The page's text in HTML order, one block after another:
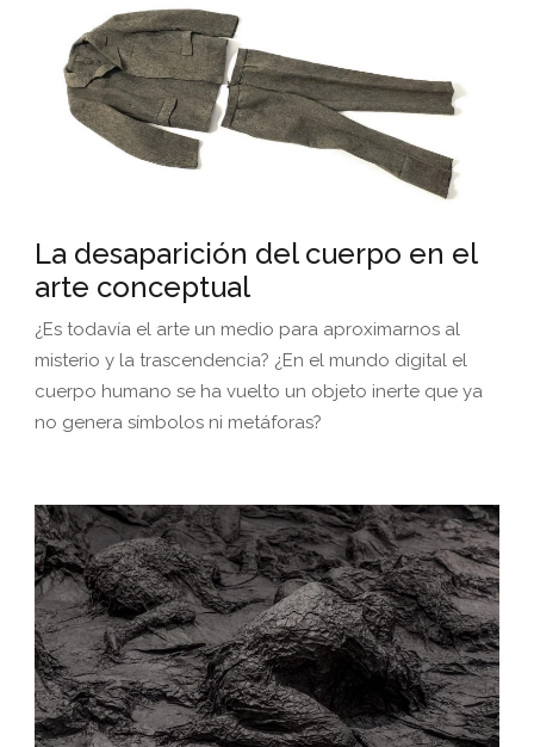
La desaparición del cuerpo en el
arte conceptual
¿Es todavía el arte un medio para aproximarnos al
misterio y la trascendencia? ¿En el mundo digital el
cuerpo humano se ha vuelto un objeto inerte que ya
no genera símbolos ni metáforas?